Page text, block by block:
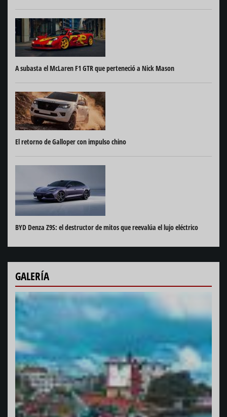
A subasta el McLaren F1 GTR que perteneció a Nick Mason
El retorno de Galloper con impulso chino
BYD Denza Z9S: el destructor de mitos que reevalúa el lujo eléctrico
GALERÍA